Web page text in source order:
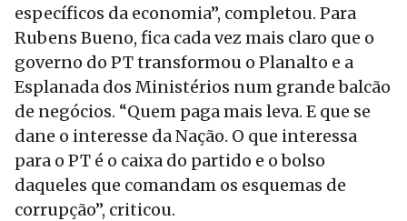
específicos da economia”, completou. Para
Rubens Bueno, fica cada vez mais claro que o
governo do PT transformou o Planalto e a
Esplanada dos Ministérios num grande balcão
de negócios. “Quem paga mais leva. E que se
dane o interesse da Nação. O que interessa
para o PT é o caixa do partido e o bolso
daqueles que comandam os esquemas de
corrupção”, criticou.